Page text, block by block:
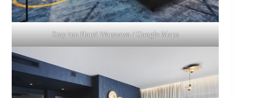
Stay inn Hotel Warszawa / Google Maps